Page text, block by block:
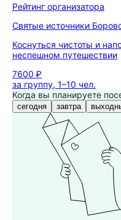
Рейтинг организатора
Святые источники
Коснуться чистоты и
неспешном путешествии
7600 ₽
за группу, 1–10 чел.
Когда вы планируете
сегодня завтра